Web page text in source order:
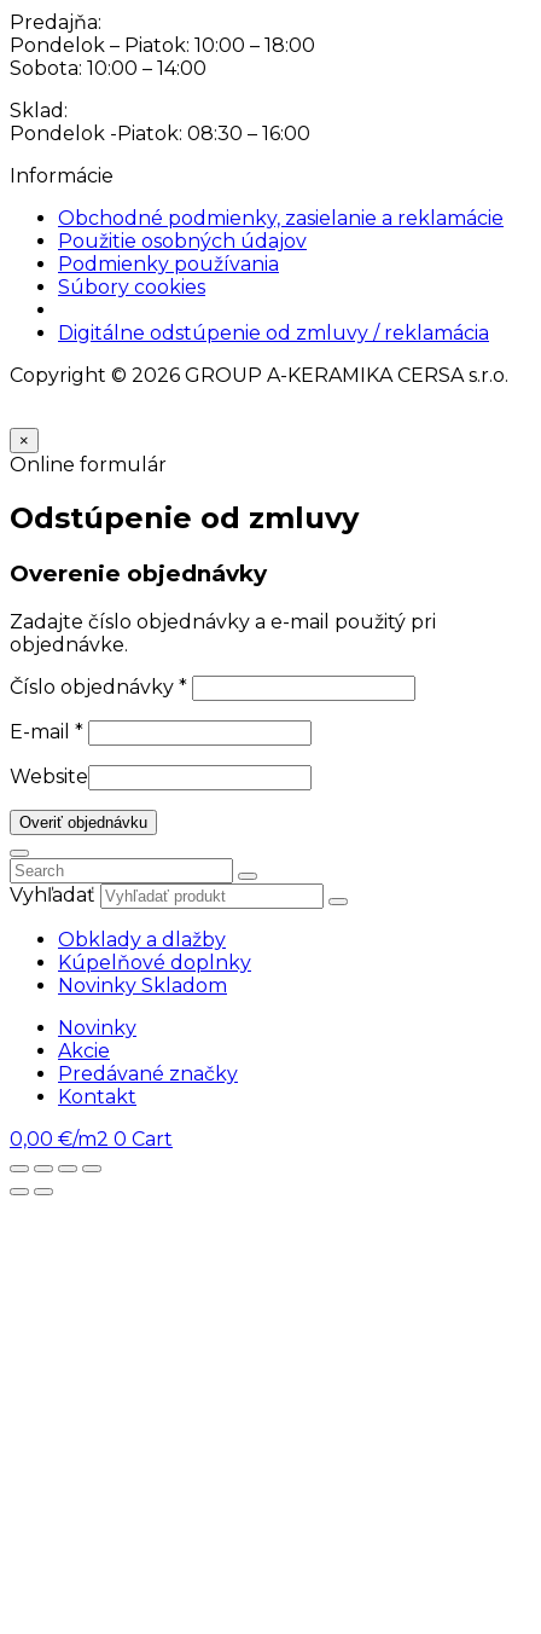
Predajňa:
Pondelok – Piatok: 10:00 – 18:00
Sobota: 10:00 – 14:00
Sklad:
Pondelok -Piatok: 08:30 – 16:00
Informácie
Obchodné podmienky, zasielanie a reklamácie
Použitie osobných údajov
Podmienky používania
Súbory cookies
Digitálne odstúpenie od zmluvy / reklamácia
Copyright © 2026 GROUP A-KERAMIKA CERSA s.r.o.
×
Online formulár
Odstúpenie od zmluvy
Overenie objednávky
Zadajte číslo objednávky a e-mail použitý pri
objednávke.
Číslo objednávky *
E-mail *
Website
Overiť objednávku
Vyhľadať
Obklady a dlažby
Kúpelňové doplnky
Novinky Skladom
Novinky
Akcie
Predávané značky
Kontakt
0,00 €/m2 0 Cart